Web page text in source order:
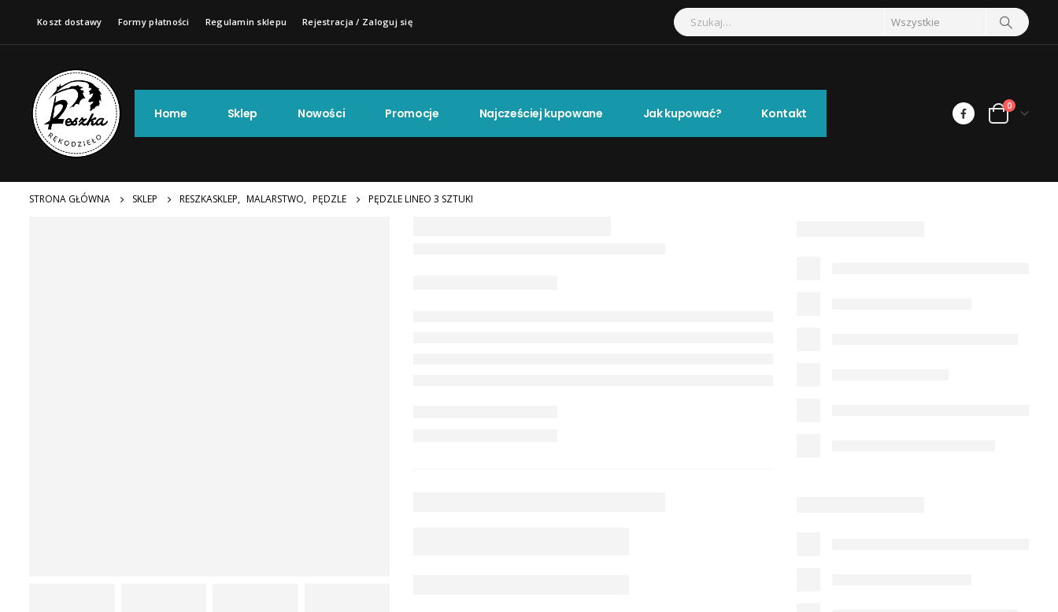
Koszt dostawy Formy płatności Regulamin sklepu Rejestracja / Zaloguj się
Home Sklep Nowości Promocje Najcześciej kupowane Jak kupować? Kontakt 0
STRONA GŁÓWNA SKLEP RESZKASKLEP, MALARSTWO, PĘDZLE PĘDZLE LINEO 3 SZTUKI